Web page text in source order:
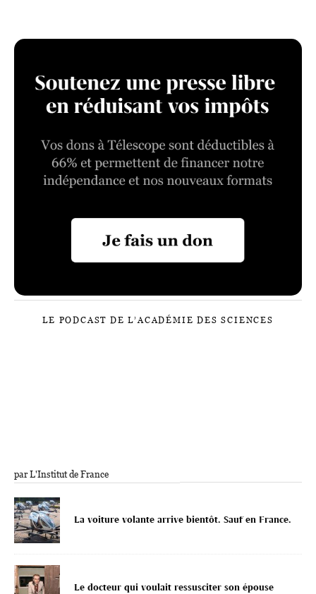
LE PODCAST DE L’ACADÉMIE DES SCIENCES
par L'Institut de France
La voiture volante arrive bientôt. Sauf en France.
Le docteur qui voulait ressusciter son épouse